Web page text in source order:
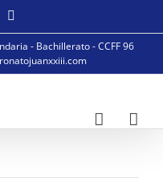
- Bachillerato - CCFF 96